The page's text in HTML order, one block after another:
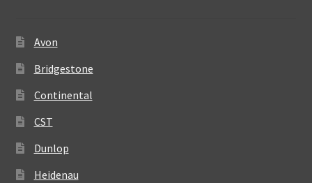
Avon
Bridgestone
Continental
CST
Dunlop
Heidenau